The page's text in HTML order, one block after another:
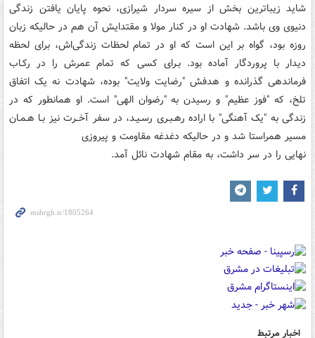
شاید زیباترین بخش از سیره سردار شیرازی، نحوه پایان یافتن زندگی
دنیوی وی باشد. شهادت او در کنار مولا و مقتدایش آن هم در حالیکه زبان
روزه بود، گواه بر این است که او در تمام لحظات زندگی‌اش، برای لحظه
دیدار با پروردگار آماده بود. بـرای کسی که تمام عمرش را در رکـاب
فرماندهی گذرانده و هدفش "رضایت ولایت" بوده، شهادت نه یک اتفاق
تلخ، که "فوز عظیم" و رسیدن به "رضوان الهی" است. او همانطور که در
زندگی به "یک آهنگی" با اراده رهـبـری رسـیـد، در سفر آخــرت نیز بـا هـمـان
مسیر همراستا شد و در حالیکه دغدغه مقاومت و پیروزی
نهایی را در سر داشت، به مقام شهادت نائل آمد.
اخبار مرتبط